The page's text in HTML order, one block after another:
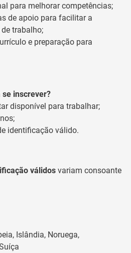
para melhorar competências;
de apoio para facilitar a
trabalho;
e preparação para
se inscrever?
disponível para trabalhar;
identificação válido.
válidos variam consoante
Islândia, Noruega,